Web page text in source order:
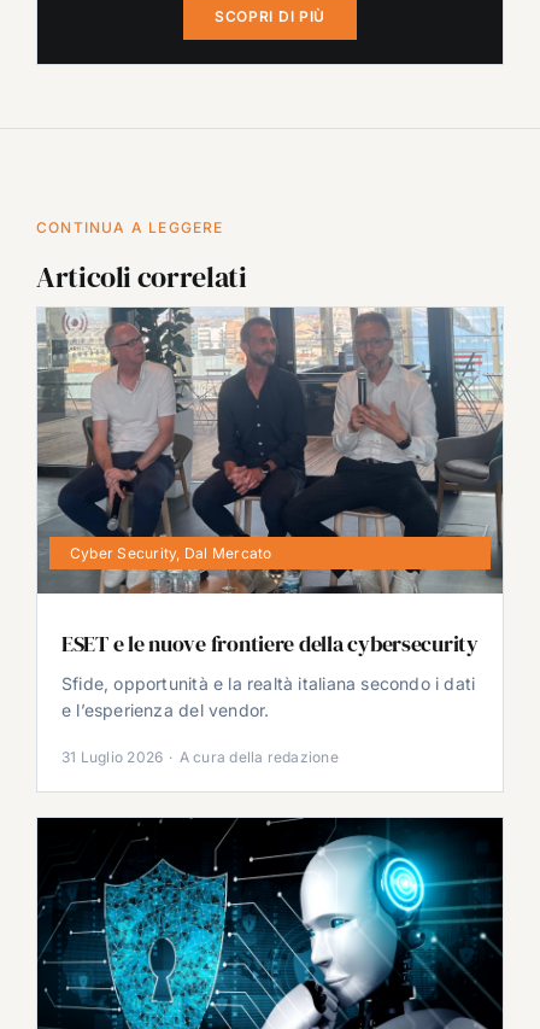
SCOPRI DI PIÙ
CONTINUA A LEGGERE
Articoli correlati
Cyber Security, Dal Mercato
ESET e le nuove frontiere della cybersecurity
Sfide, opportunità e la realtà italiana secondo i dati
e l’esperienza del vendor.
31 Luglio 2026 · A cura della redazione